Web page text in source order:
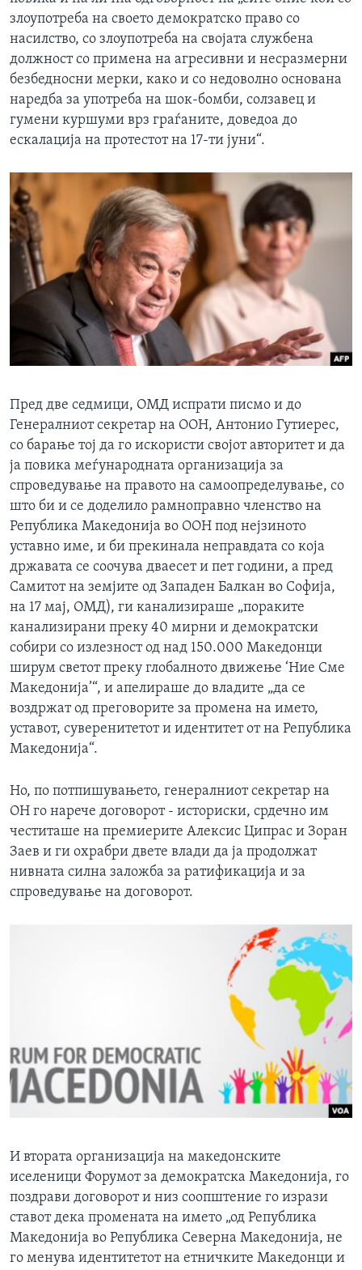
злоупотреба на своето демократско право со
насилство, со злоупотреба на својата службена
должност со примена на агресивни и несразмерни
безбедносни мерки, како и со недоволно основана
наредба за употреба на шок-бомби, солзавец и
гумени куршуми врз граѓаните, доведоа до
ескалација на протестот на 17-ти јуни“.
Пред две седмици, ОМД испрати писмо и до
Генералниот секретар на ООН, Антонио Гутиерес,
со барање тој да го искористи својот авторитет и да
ја повика меѓународната организација за
спроведување на правото на самоопределување, со
што би и се доделило рамноправно членство на
Република Македонија во ООН под нејзиното
уставно име, и би прекинала неправдата со која
државата се соочува дваесет и пет години, а пред
Самитот на земјите од Западен Балкан во Софија,
на 17 мај, ОМД), ги канализираше „пораките
канализирани преку 40 мирни и демократски
собири со излезност од над 150.000 Македонци
ширум светот преку глобалното движење ‘Ние Сме
Македонија’“, и апелираше до владите „да се
воздржат од преговорите за промена на името,
уставот, суверенитетот и идентитет от на Република
Македонија“.
Но, по потпишувањето, генералниот секретар на
ОН го нарече договорот - историски, срдечно им
честиташе на премиерите Алексис Ципрас и Зоран
Заев и ги охрабри двете влади да ја продолжат
нивната силна заложба за ратификација и за
спроведување на договорот.
И втората организација на македонските
иселеници Форумот за демократска Македонија, го
поздрави договорот и низ соопштение го изрази
ставот дека промената на името „од Република
Македонија во Република Северна Македонија, не
го менува идентитетот на етничките Македонци и